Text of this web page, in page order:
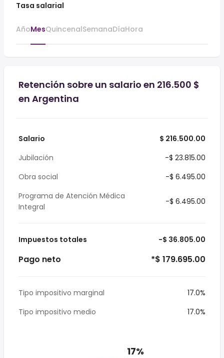
Tasa salarial
AñoMesQuincenalSemanaDíaHora
Retención sobre un salario en 216.500 $
en Argentina
Salario
$ 216.500.00
Jubilación
-$ 23.815.00
Obra social
-$ 6.495.00
Programa de Atención Médica
Integral
-$ 6.495.00
Impuestos totales -$ 36.805.00
Pago neto *$ 179.695.00
Tipo impositivo marginal
17.0%
Tipo impositivo medio
17.0%
17%